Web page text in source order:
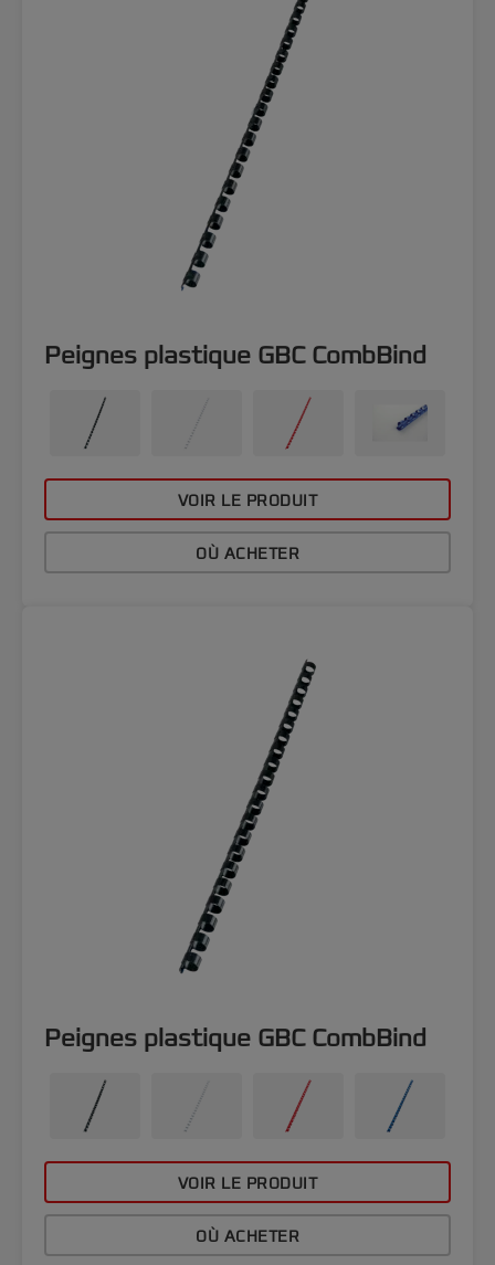
Peignes plastique GBC CombBind
VOIR LE PRODUIT
OÙ ACHETER
Peignes plastique GBC CombBind
VOIR LE PRODUIT
OÙ ACHETER